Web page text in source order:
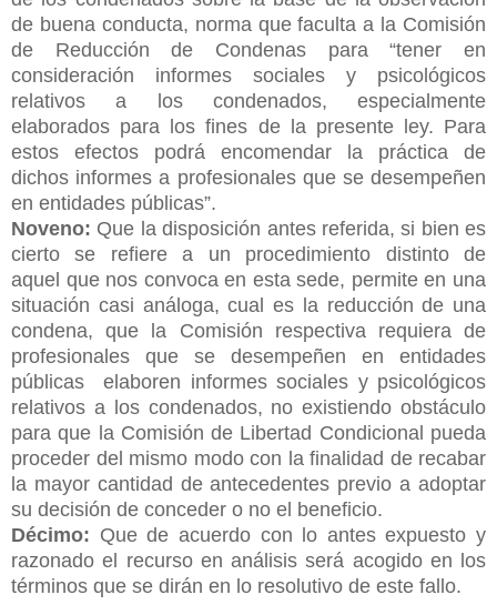
de buena conducta, norma que faculta a la Comisión
de Reducción de Condenas para “tener en
consideración informes sociales y psicológicos
relativos a los condenados, especialmente
elaborados para los fines de la presente ley. Para
estos efectos podrá encomendar la práctica de
dichos informes a profesionales que se desempeñen
en entidades públicas”.
Noveno: Que la disposición antes referida, si bien es
cierto se refiere a un procedimiento distinto de
aquel que nos convoca en esta sede, permite en una
situación casi análoga, cual es la reducción de una
condena, que la Comisión respectiva requiera de
profesionales que se desempeñen en entidades
públicas elaboren informes sociales y psicológicos
relativos a los condenados, no existiendo obstáculo
para que la Comisión de Libertad Condicional pueda
proceder del mismo modo con la finalidad de recabar
la mayor cantidad de antecedentes previo a adoptar
su decisión de conceder o no el beneficio.
Décimo: Que de acuerdo con lo antes expuesto y
razonado el recurso en análisis será acogido en los
términos que se dirán en lo resolutivo de este fallo.